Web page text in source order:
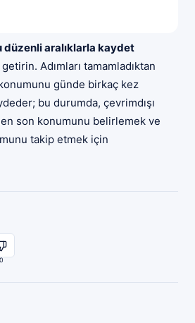
düzenli aralıklarla kaydet
Adımları tamamladıktan
günde birkaç kez
bu durumda, çevrimdışı
son konumunu belirlemek ve
takip etmek için
0